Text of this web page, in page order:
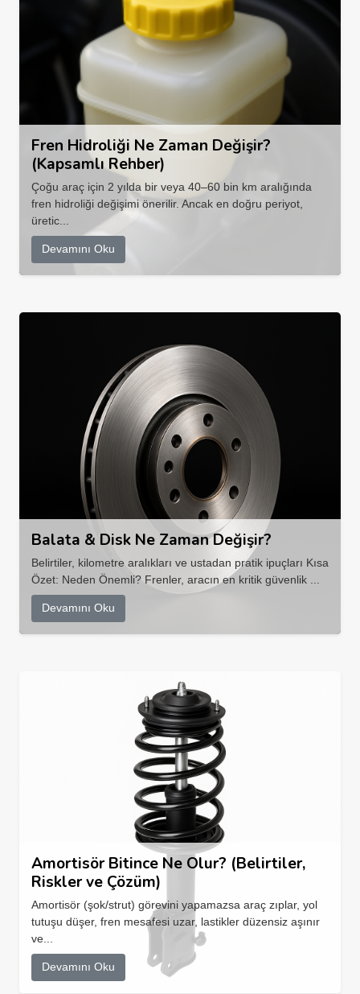
Fren Hidroliği Ne Zaman Değişir?
(Kapsamlı Rehber)
Çoğu araç için 2 yılda bir veya 40–60 bin km aralığında
fren hidroliği değişimi önerilir. Ancak en doğru periyot,
üretic...
Devamını Oku
Balata & Disk Ne Zaman Değişir?
Belirtiler, kilometre aralıkları ve ustadan pratik ipuçları Kısa
Özet: Neden Önemli? Frenler, aracın en kritik güvenlik ...
Devamını Oku
Amortisör Bitince Ne Olur? (Belirtiler,
Riskler ve Çözüm)
Amortisör (şok/strut) görevini yapamazsa araç zıplar, yol
tutuşu düşer, fren mesafesi uzar, lastikler düzensiz aşınır
ve...
Devamını Oku